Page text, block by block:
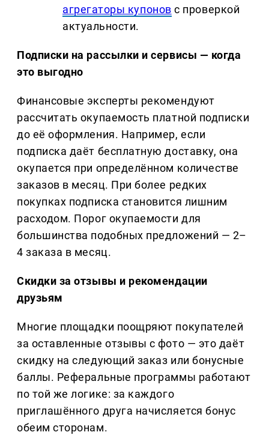
агрегаторы купонов с проверкой
актуальности.
Подписки на рассылки и сервисы — когда
это выгодно
Финансовые эксперты рекомендуют
рассчитать окупаемость платной подписки
до её оформления. Например, если
подписка даёт бесплатную доставку, она
окупается при определённом количестве
заказов в месяц. При более редких
покупках подписка становится лишним
расходом. Порог окупаемости для
большинства подобных предложений — 2–
4 заказа в месяц.
Скидки за отзывы и рекомендации
друзьям
Многие площадки поощряют покупателей
за оставленные отзывы с фото — это даёт
скидку на следующий заказ или бонусные
баллы. Реферальные программы работают
по той же логике: за каждого
приглашённого друга начисляется бонус
обеим сторонам.